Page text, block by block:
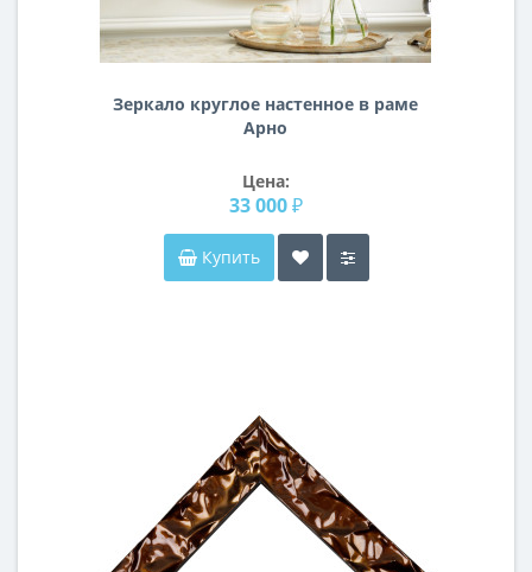
Зеркало круглое настенное в раме
Арно
Цена:
33 000 ₽
Купить